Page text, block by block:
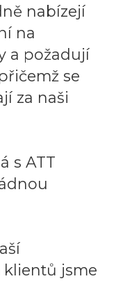
nabízejí
na
a požadují
se
za naši
s ATT
klientů jsme